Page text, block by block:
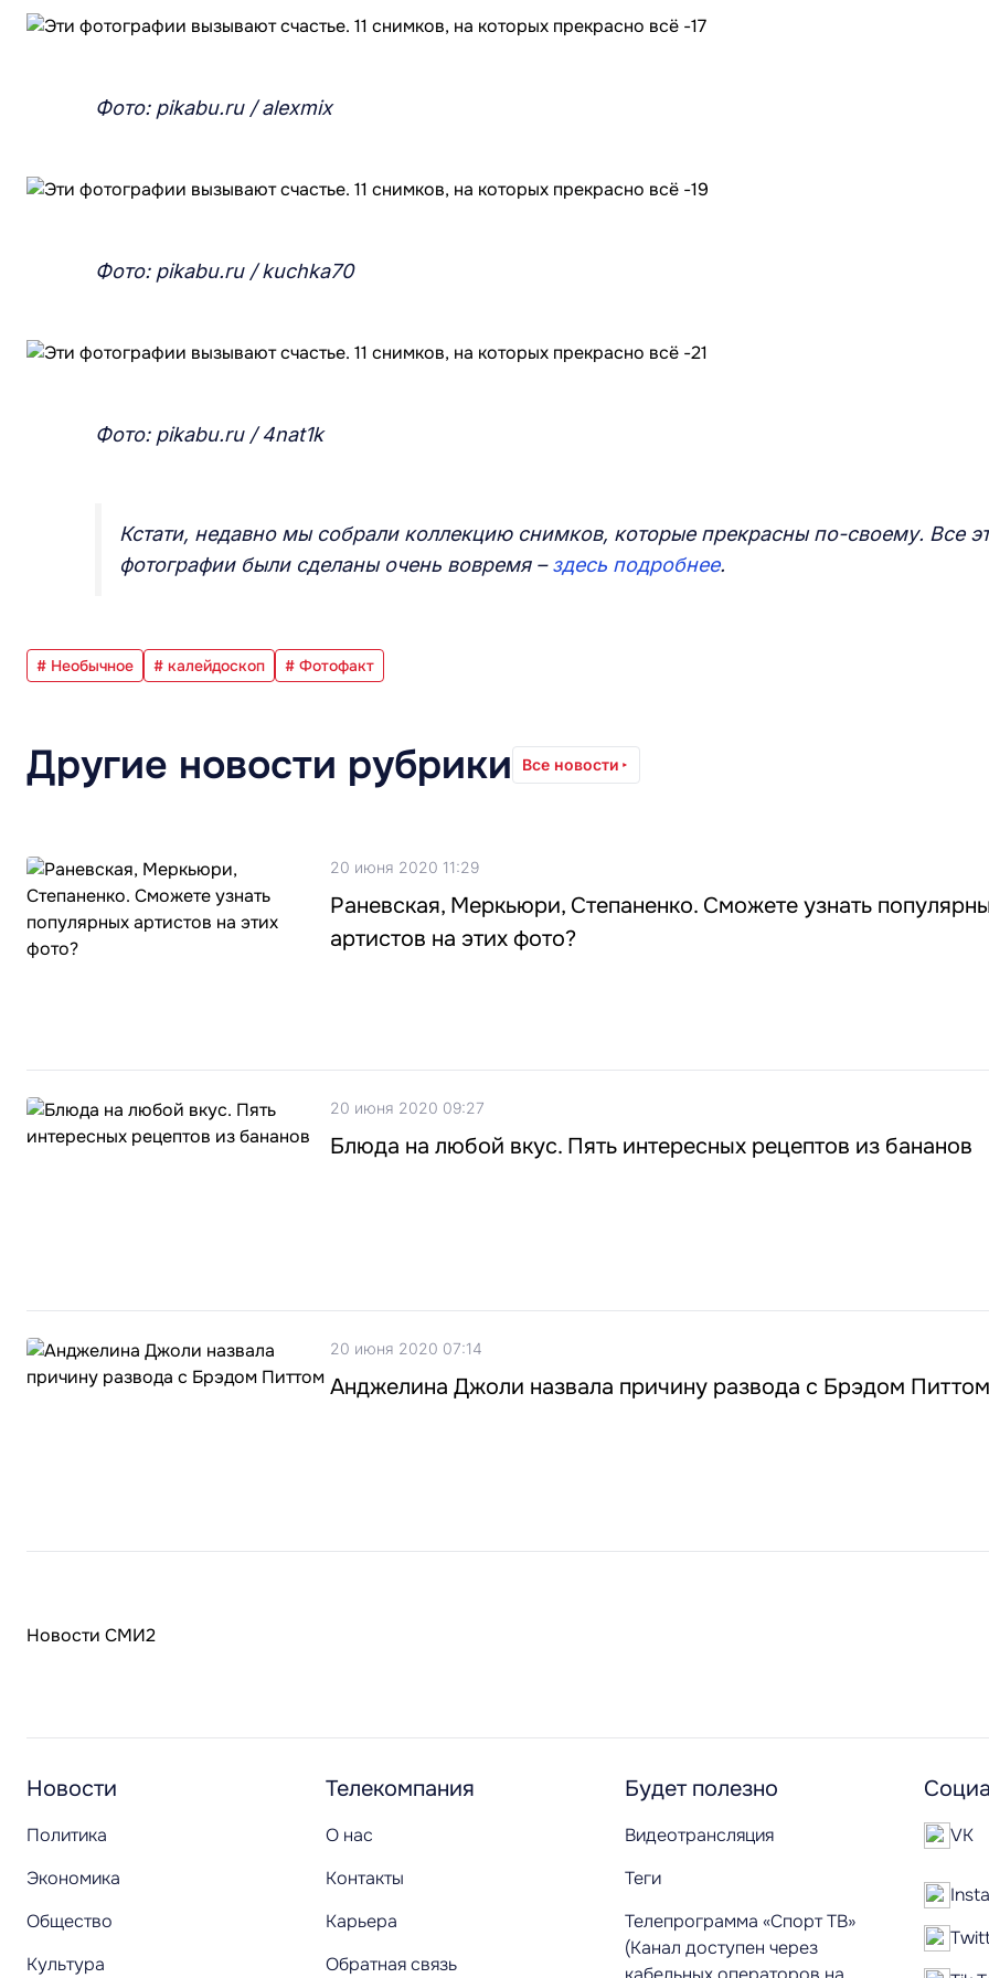
Фото: pikabu.ru / alexmix
Фото: pikabu.ru / kuchka70
Фото: pikabu.ru / 4nat1k
Кстати, недавно мы собрали коллекцию снимков, которые прекрасны по-своему. Все
фотографии были сделаны очень вовремя –здесь подробнее.
# Необычное # калейдоскоп # Фотофакт
Другие новости рубрики Все новости
20 июня 2020 11:29
Раневская, Меркьюри, Степаненко. Сможете узнать
артистов на этих фото?
20 июня 2020 09:27
Блюда на любой вкус. Пять интересных рецептов из бананов
20 июня 2020 07:14
Анджелина Джоли назвала причину развода с Брэдом Питтом
Новости СМИ2
Новости
Политика
Экономика
Общество
Культура
Телекомпания
О нас
Контакты
Карьера
Обратная связь
Будет полезно
Видеотрансляция
Теги
Телепрограмма «Спорт ТВ»
(Канал доступен через
VK